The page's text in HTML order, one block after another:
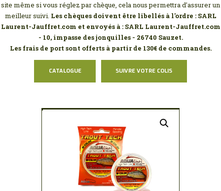
site même si vous réglez par chèque, cela nous permettra d'assurer un
meilleur suivi. Les chèques doivent être libellés à l'ordre : SARL
Laurent-Jauffret.com et envoyés à : SARL Laurent-Jauffret.com
- 10, impasse des jonquilles - 26740 Sauzet.
Les frais de port sont offerts à partir de 130€ de commandes.
CATALOGUE SUIVRE VOTRE COLIS